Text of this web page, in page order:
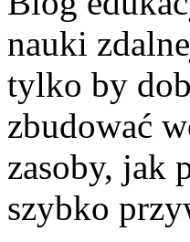
nauki
tylko by
zbudować
zasoby, jak
szybko